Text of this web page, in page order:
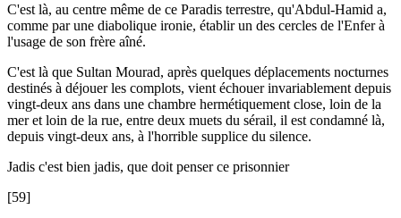
C'est là, au centre même de ce Paradis terrestre, qu'Abdul-Hamid a,
comme par une diabolique ironie, établir un des cercles de l'Enfer à
l'usage de son frère aîné.
C'est là que Sultan Mourad, après quelques déplacements nocturnes
destinés à déjouer les complots, vient échouer invariablement depuis
vingt-deux ans dans une chambre hermétiquement close, loin de la
mer et loin de la rue, entre deux muets du sérail, il est condamné là,
depuis vingt-deux ans, à l'horrible supplice du silence.
Jadis c'est bien jadis, que doit penser ce prisonnier
[59]